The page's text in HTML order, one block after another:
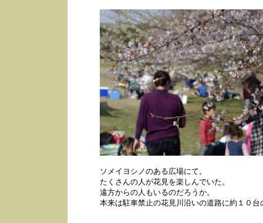
ソメイヨシノのある広場にて。
たくさんの人が花見を楽しんでいた。
遠方からの人もいるのだろうか。
本来は駐車禁止の花見川沿いの道路に約１０